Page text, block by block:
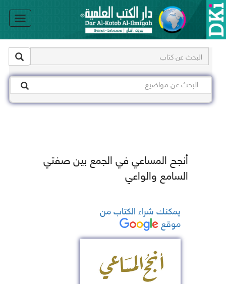
أنجح المساعي في الجمع بين صفتي
السامع والواعي
يمكنك شراء الكتاب من
موقع